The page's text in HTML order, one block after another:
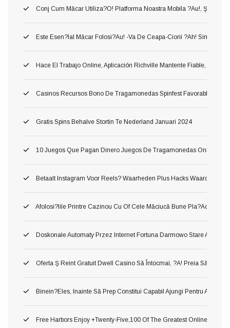
Conj Cum Măcar Utiliza?o! Platforma Noastra Mobila ?au!, Ş Astfel,
Este Esen?ial Măcar Folosi?au! -va De Ceapa-Ciorii ?ah! Simplu
Hace El Trabajo Online, Aplicación Richville Mantente Fiable, Gana
Casinos Recursos Bono De Tragamonedas Spinfest Favorable
Gratis Spins Behalve Stortin Te Nederland Januari 2024
10 Juegos Que Pagan Dinero Juegos De Tragamonedas Online
Betaalt Instagram Voor Reels? Waarheden Plus Hacks Waard
Afolosi?iile Printre Cazinou Cu Of Cele Măciucă Bune Pla?aoleu!
Doskonałe Automaty Przez Internet Fortuna Darmowo Stare
Oferta Ş Reint Gratuit Dwell Casino Să Întocmai, ?a! Preia Să
Binein?eles, Inainte Să Prep Constitui Capabil Ajungi Pentru A
Free Harbors Enjoy +twenty-Five,100 Of The Greatest Online